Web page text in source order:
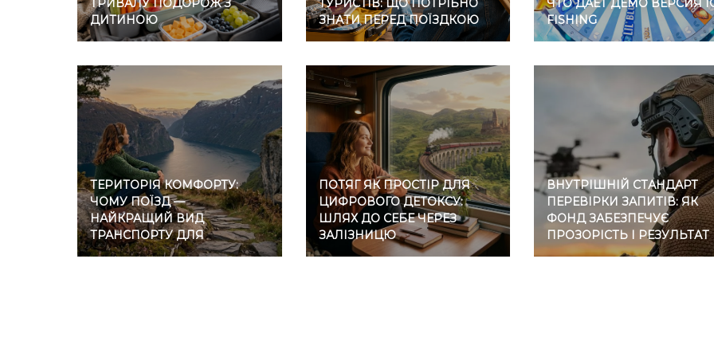
ТРИВАЛУ ПОДОРОЖ З
ДИТИНОЮ
ТУРИСТІВ: ЩО ПОТРІБНО
ЗНАТИ ПЕРЕД ПОЇЗДКОЮ
ЧТО ДАЕТ ДЕМО ВЕРСИЯ
FISHING
ТЕРИТОРІЯ КОМФОРТУ:
ЧОМУ ПОЇЗД —
НАЙКРАЩИЙ ВИД
ТРАНСПОРТУ ДЛЯ
ІНТРОВЕРТІВ
ПОТЯГ ЯК ПРОСТІР ДЛЯ
ЦИФРОВОГО ДЕТОКСУ:
ШЛЯХ ДО СЕБЕ ЧЕРЕЗ
ЗАЛІЗНИЦЮ
ВНУТРІШНІЙ СТАНДАРТ
ПЕРЕВІРКИ ЗАПИТІВ: ЯК
ФОНД ЗАБЕЗПЕЧУЄ
ПРОЗОРІСТЬ І РЕЗУЛЬТАТ